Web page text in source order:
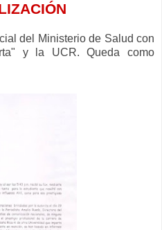
del Ministerio de Salud con
y la UCR. Queda como